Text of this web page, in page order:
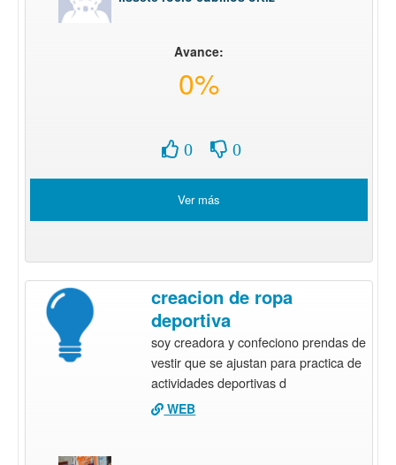
Avance:
0%
0 0
Ver más
creacion de ropa
deportiva
soy creadora y confeciono prendas de
vestir que se ajustan para practica de
actividades deportivas d
WEB